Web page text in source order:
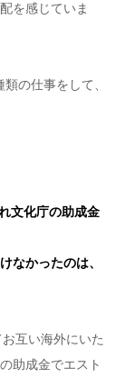
を感じていま
の仕事をして、
文化庁の助成金
なかったのは、
互い海外にいた
助成金でエスト